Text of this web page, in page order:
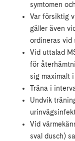
symtomen
Var försiktig
gäller även
ordineras vid
Vid uttalad
för
sig maximalt
Träna i
Undvik
Vid
sval dusch)